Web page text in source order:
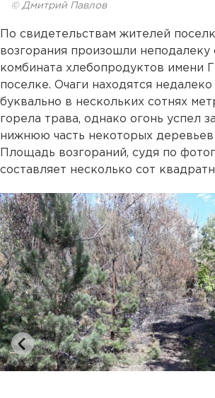
© Дмитрий Павлов
По свидетельствам жителей
возгорания произошли неподалеку
комбината хлебопродуктов имени
поселке. Очаги находятся недалеко
буквально в нескольких сотнях
горела трава, однако огонь успел
нижнюю часть некоторых
Площадь возгораний, судя по
составляет несколько сот